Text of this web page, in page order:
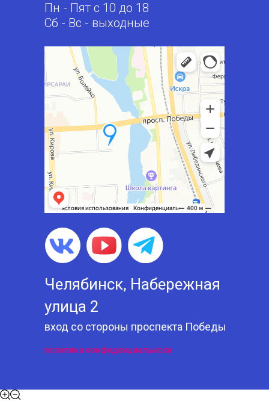
Пн - Пят с 10 до 18
Сб - Вс - выходные
политика конфиденциальноси
Челябинск, Набережная
улица 2
вход со стороны проспекта Победы